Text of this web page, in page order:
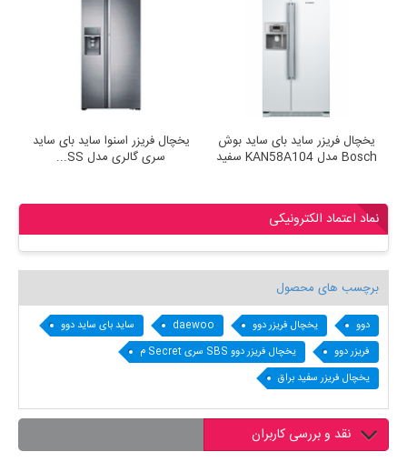
یخچال فریزر اسنوا ساید بای ساید
سری گالری مدل SS...
یخچال فریزر ساید بای ساید بوش
Bosch مدل KAN58A104 سفید
نماد اعتماد الکترونیکی
برچسب های محصول
دوو یخچال فریزر دوو daewoo
ساید بای ساید دوو
فریزر دوو
یخچال فریزر دوو SBS سری Secret م
یخچال فریزر سفید براق
نقد و بررسی کاربران